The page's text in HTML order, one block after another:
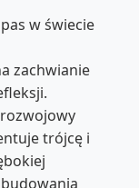
w świecie
zachwianie
trójcę i